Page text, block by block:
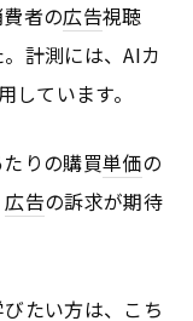
者の広告視聴
計測には、AIカ
ています。
りの購買単価の
広告の訴求が期待
たい方は、こち